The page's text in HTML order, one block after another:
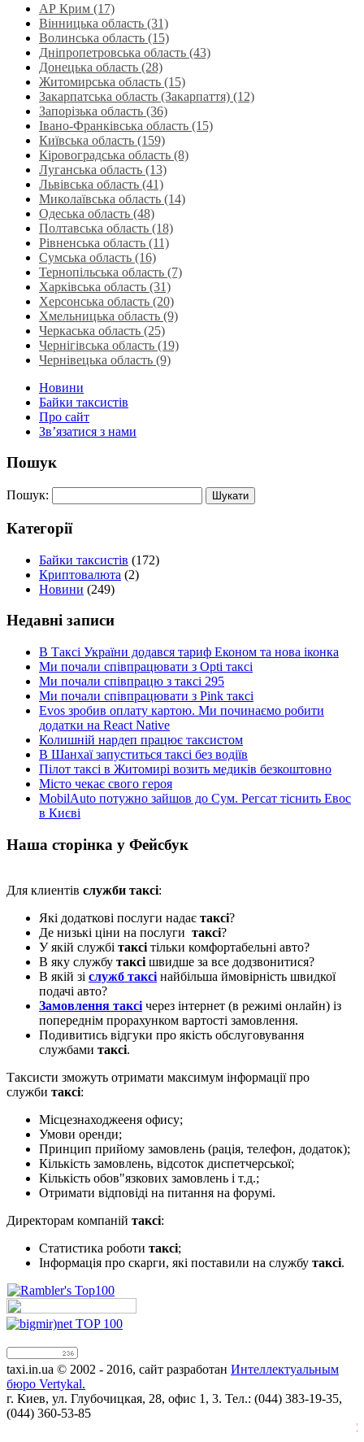
АР Крим (17)
Вінницька область (31)
Волинська область‎ (15)
Дніпропетровська область‎ (43)
Донецька область (28)
Житомирська область (15)
Закарпатська область (Закарпаття) (12)
Запорізька область (36)
Івано-Франківська область (15)
Київська область (159)
Кіровоградська область (8)
Луганська область‎ (13)
Львівська область‎ (41)
Миколаївська область‎ (14)
Одеська область‎ (48)
Полтавська область (18)
Рівненська область‎ (11)
Сумська область‎ (16)
Тернопільська область‎ (7)
Харківська область‎ (31)
Херсонська область‎ (20)
Хмельницька область‎ (9)
Черкаська область‎ (25)
Чернігівська область (19)
Чернівецька область (9)
Новини
Байки таксистів
Про сайт
Зв’язатися з нами
Пошук
Пошук:
Категорії
Байки таксистів (172)
Криптовалюта (2)
Новини (249)
Недавні записи
В Таксі України додався тариф Економ та нова іконка
Ми почали співпрацювати з Opti таксі
Ми почали співпрацю з таксі 295
Ми почали співпрацювати з Pink таксі
Evos зробив оплату картою. Ми починаємо робити
додатки на React Native
Колишній нардеп працює таксистом
В Шанхаї запуститься таксі без водіїв
Пілот таксі в Житомирі возить медиків безкоштовно
Місто чекає свого героя
MobilAuto потужно зайшов до Сум. Регсат тіснить Евос
в Києві
Наша сторінка у Фейсбук
Для клиентів служби таксі:
Які додаткові послуги надає таксі?
Де низькі ціни на послуги таксі?
У якій службі таксітільки комфортабельні авто?
В яку службу таксішвидше за все додзвонитися?
В якій зі служб таксі найбільша ймовірність швидкої
подачі авто?
Замовлення таксічерез інтернет (в режимі онлайн) із
попереднім прорахунком вартості замовлення.
Подивитись відгуки про якість обслуговування
службами таксі.
Таксисти зможуть отримати максимум інформації про
служби таксі:
Місцезнаходжееня офису;
Умови оренди;
Принцип прийому замовлень (рація, телефон, додаток);
Кількість замовлень, відсоток диспетчерської;
Кількість обов"язкових замовлень і т.д.;
Отримати відповіді на питання на форумі.
Директорам компаній таксі:
Статистика роботи таксі;
Інформація про скарги, які поставили на службу таксі.
taxi.in.ua © 2002 - 2016, сайт разработан Интеллектуальным
бюро Vertykal.
г. Киев, ул. Глубочицкая, 28, офис 1, 3. Тел.: (044) 383-19-35,
(044) 360-53-85